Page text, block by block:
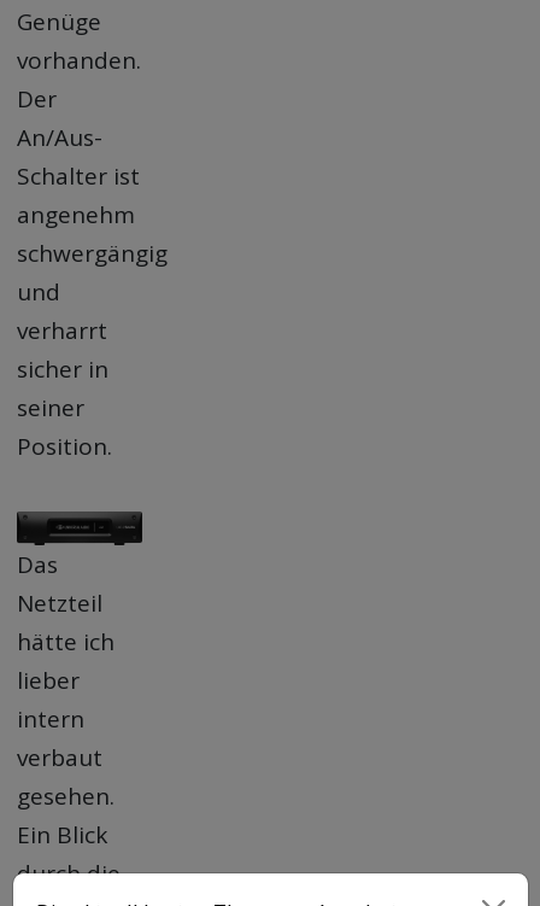
Genüge
vorhanden.
Der
An/Aus-
Schalter ist
angenehm
schwergängig
und
verharrt
sicher in
seiner
Position.
Das
Netzteil
hätte ich
lieber
intern
verbaut
gesehen.
Ein Blick
durch die